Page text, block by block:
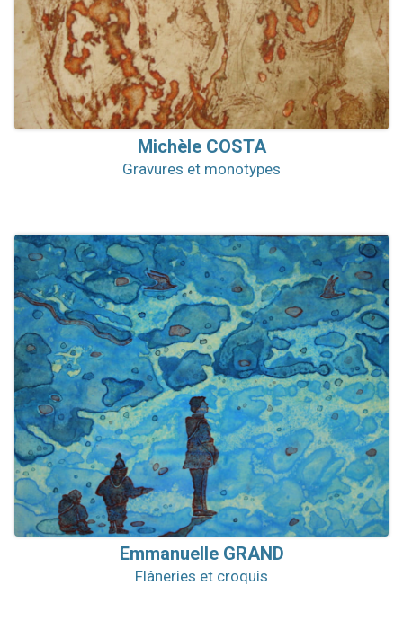
Michèle COSTA
Gravures et monotypes
Emmanuelle GRAND
Flâneries et croquis